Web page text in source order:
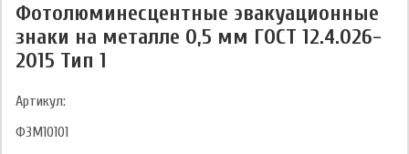
Фотолюминесцентные эвакуационные
знаки на металле 0,5 мм ГОСТ 12.4.026-
2015 Тип 1
Артикул:
ФЗМ10101